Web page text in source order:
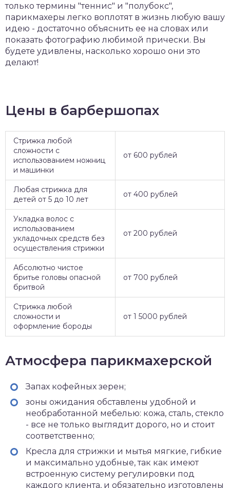
только термины "теннис" и "полубокс",
парикмахеры легко воплотят в жизнь любую вашу
идею - достаточно объяснить ее на словах или
показать фотографию любимой прически. Вы
будете удивлены, насколько хорошо они это
делают!
Цены в барбершопах
Стрижка любой
сложности с
использованием ножниц
и машинки
от 600 рублей
Любая стрижка для
детей от 5 до 10 лет
от 400 рублей
Укладка волос с
использованием
укладочных средств без
осуществления стрижки
от 200 рублей
Абсолютно чистое
бритье головы опасной
бритвой
от 700 рублей
Стрижка любой
сложности и
оформление бороды
от 1 5000 рублей
Атмосфера парикмахерской
Запах кофейных зерен;
зоны ожидания обставлены удобной и
необработанной мебелью: кожа, сталь, стекло
- все не только выглядит дорого, но и стоит
соответственно;
Кресла для стрижки и мытья мягкие, гибкие
и максимально удобные, так как имеют
встроенную систему регулировки под
каждого клиента, и обязательно изготовлены